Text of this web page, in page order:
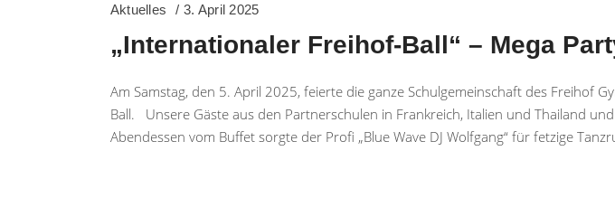
Aktuelles 3. April 2025
„Internationaler Freihof-Ball“ – Mega
Am Samstag, den 5. April 2025, feierte die ganze Schulgemeinschaft des Freihof
Ball. Unsere Gäste aus den Partnerschulen in Frankreich, Italien und Thailand
Abendessen vom Buffet sorgte der Profi „Blue Wave DJ Wolfgang“ für fetzige